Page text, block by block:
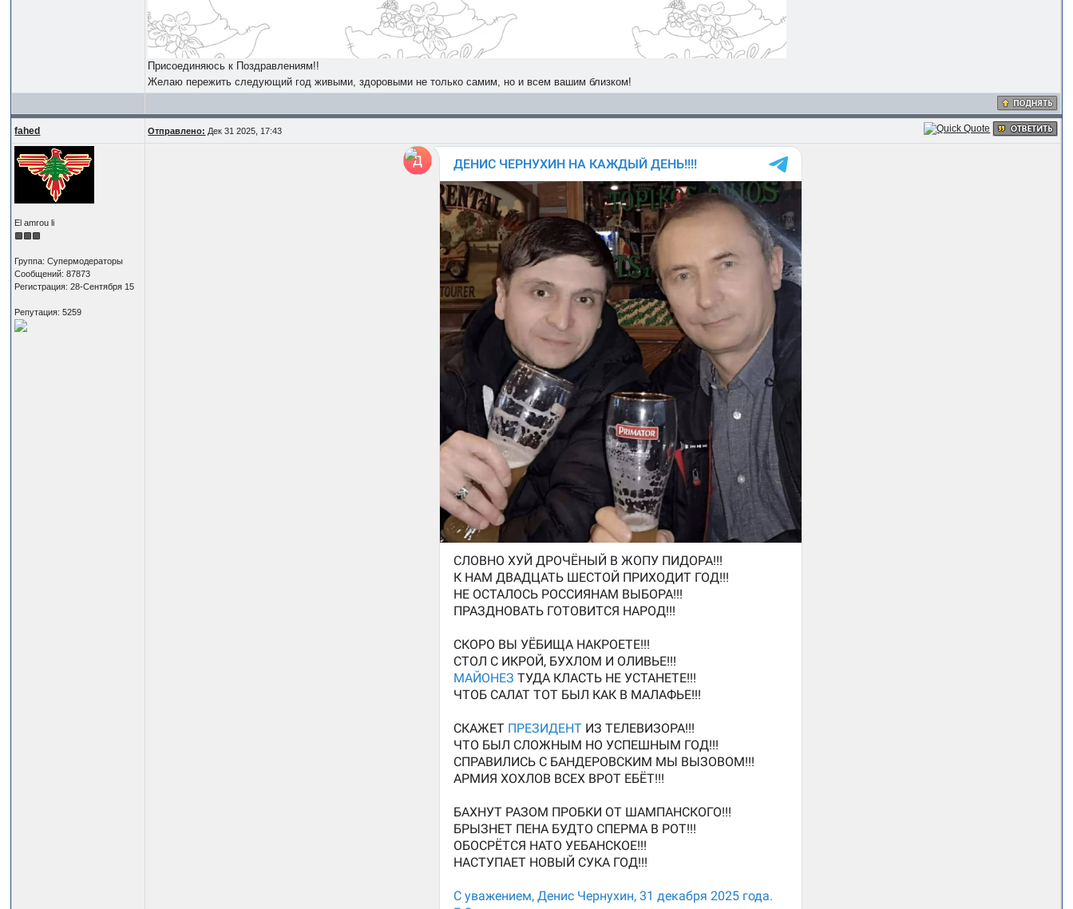
Присоединяюсь к Поздравлениям!!
Желаю пережить следующий год живыми, здоровыми не только самим, но и всем вашим близком!
fahed Отправлено: Дек 31 2025, 17:43
El amrou li
Группа: Супермодераторы
Сообщений: 87873
Регистрация: 28-Сентября 15
Репутация: 5259